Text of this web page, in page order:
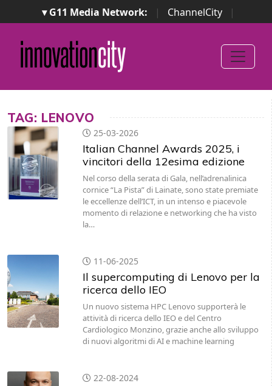
▾ G11 Media Network: | ChannelCity
|
ImpresaCity | SecurityOpenLab | Italian Channel
Awards
Italian Project Awards
Italian Security
Awards
TAG: LENOVO
25-03-2026
Italian Channel Awards 2025, i
vincitori della 12esima edizione
Nel corso della serata di Gala, nell’adrenalinica
cornice “La Pista” di Lainate, sono state premiate
le eccellenze dell’ICT, in un intenso e piacevole
momento di relazione e networking che ha visto
la…
11-06-2025
Il supercomputing di Lenovo per la
ricerca dello IEO
Un nuovo sistema HPC Lenovo supporterà le
attività di ricerca dello IEO e del Centro
Cardiologico Monzino, grazie anche allo sviluppo
di nuovi algoritmi di AI e machine learning
22-08-2024